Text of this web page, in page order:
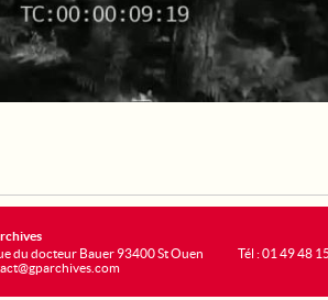
du docteur Bauer 93400 St Ouen
Tél : 01 49 48